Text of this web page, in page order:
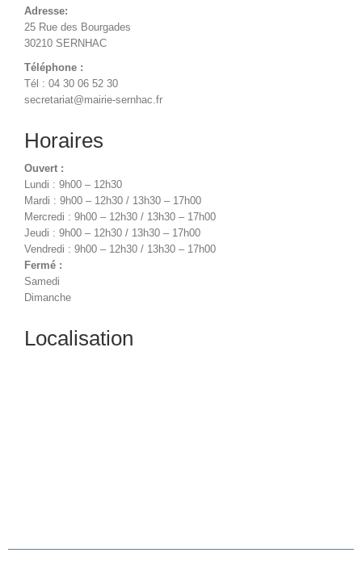
Adresse:
25 Rue des Bourgades
30210 SERNHAC
Téléphone :
Tél : 04 30 06 52 30
secretariat@mairie-sernhac.fr
Horaires
Ouvert :
Lundi : 9h00 – 12h30
Mardi : 9h00 – 12h30 / 13h30 – 17h00
Mercredi : 9h00 – 12h30 / 13h30 – 17h00
Jeudi : 9h00 – 12h30 / 13h30 – 17h00
Vendredi : 9h00 – 12h30 / 13h30 – 17h00
Fermé :
Samedi
Dimanche
Localisation